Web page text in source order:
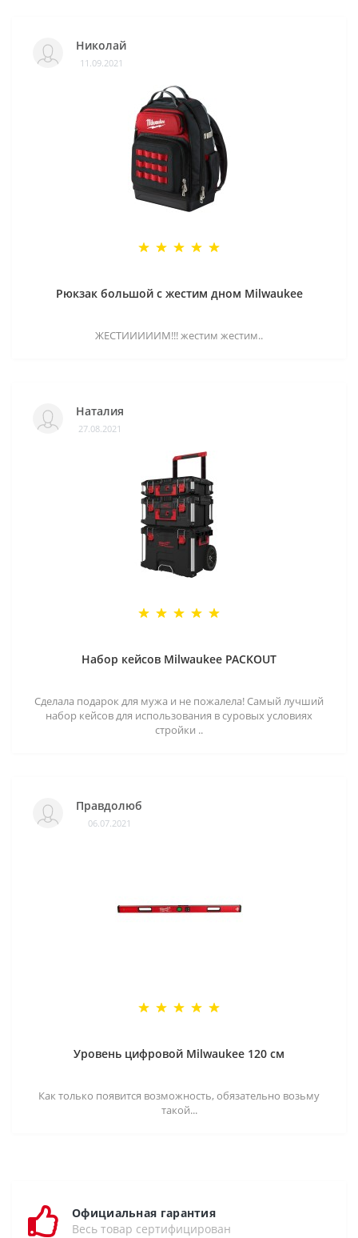
Николай
11.09.2021
Рюкзак большой с жестим дном Milwaukee
ЖЕСТИИИИИМ!!! жестим жестим..
Наталия
27.08.2021
Набор кейсов Milwaukee PACKOUT
Сделала подарок для мужа и не пожалела! Самый лучший
набор кейсов для использования в суровых условиях
стройки ..
Правдолюб
06.07.2021
Уровень цифровой Milwaukee 120 см
Как только появится возможность, обязательно возьму
такой...
Официальная гарантия
Весь товар сертифицирован